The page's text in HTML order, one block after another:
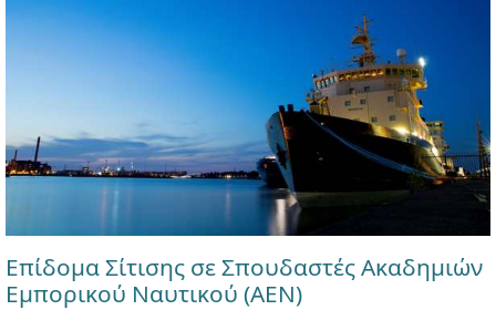
Επίδομα Σίτισης σε Σπουδαστές Ακαδημιών
Εμπορικού Ναυτικού (ΑΕΝ)